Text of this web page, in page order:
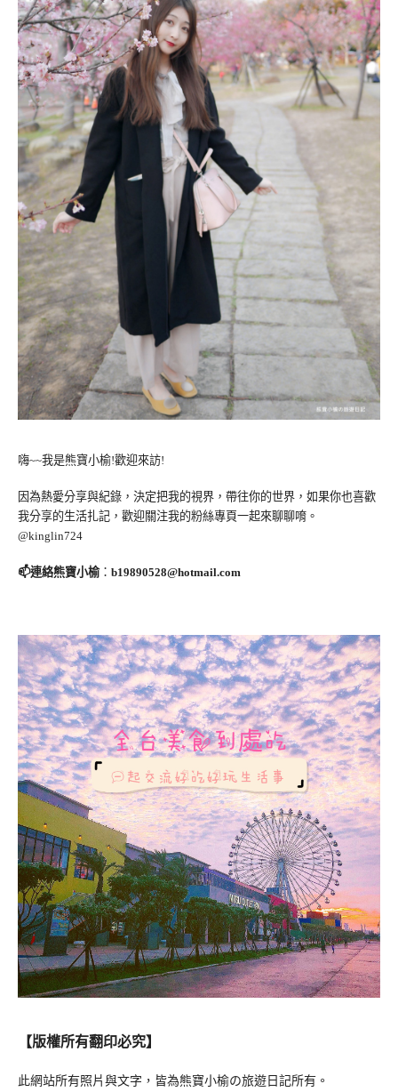
嗨~~我是熊寶小榆!歡迎來訪!
因為熱愛分享與紀錄，決定把我的視界，帶往你的世界，如果你也喜歡
我分享的生活扎記，歡迎關注我的粉絲專頁一起來聊聊唷。
@kinglin724
📫連絡熊寶小榆： b19890528@hotmail.com
【版權所有翻印必究】
此網站所有照片與文字，皆為熊寶小榆の旅遊日記所有。